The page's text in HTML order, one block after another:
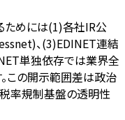
めには(1)各社IR公
、(3)EDINET連結
単独依存では業界全
この開示範囲差は政治
率規制基盤の透明性